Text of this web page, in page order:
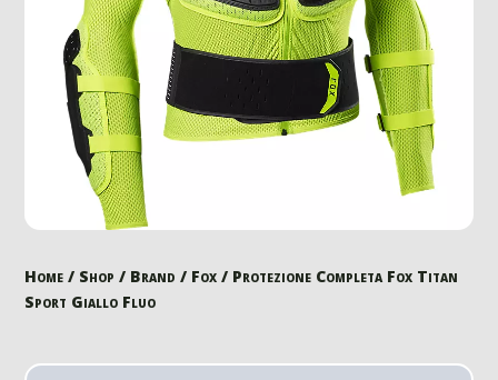
Home / Shop / Brand / Fox / Protezione Completa Fox Titan
Sport Giallo Fluo